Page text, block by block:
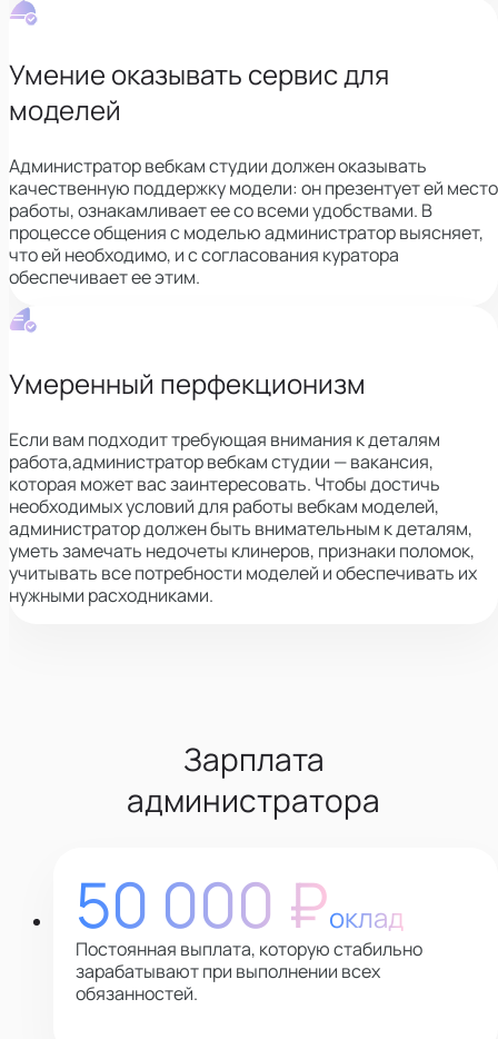
Умение оказывать сервис для
моделей
Администратор вебкам студии должен оказывать
качественную поддержку модели: он презентует ей место
работы, ознакамливает ее со всеми удобствами. В
процессе общения с моделью администратор выясняет,
что ей необходимо, и с согласования куратора
обеспечивает ее этим.
Умеренный перфекционизм
Если вам подходит требующая внимания к деталям
работа,администратор вебкам студии — вакансия,
которая может вас заинтересовать. Чтобы достичь
необходимых условий для работы вебкам моделей,
администратор должен быть внимательным к деталям,
уметь замечать недочеты клинеров, признаки поломок,
учитывать все потребности моделей и обеспечивать их
нужными расходниками.
Зарплата
администратора
50 000 ₽оклад
Постоянная выплата, которую стабильно
зарабатывают при выполнении всех
обязанностей.